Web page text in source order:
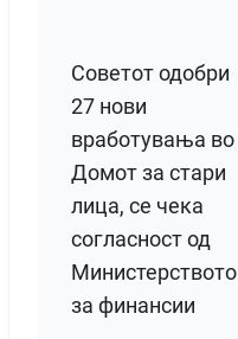
Советот одобри
27 нови
вработувања во
Домот за стари
лица, се чека
согласност од
Министерството
за финансии